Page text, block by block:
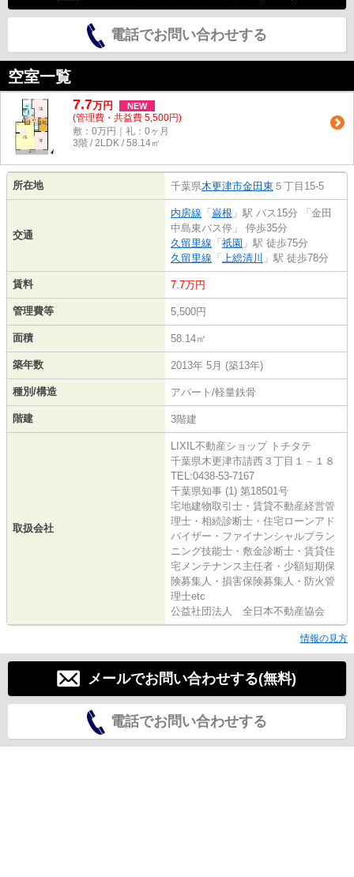
電話でお問い合わせする
空室一覧
7.7万円 NEW
(管理費・共益費 5,500円)
敷：0万円｜礼：0ヶ月
3階 / 2LDK / 58.14㎡
所在地 千葉県木更津市金田東 ５丁目15-5
交通
内房線 「 巌根 」駅 バス15分 「金田
中島東バス停」 停歩35分
久留里線 「 祇園 」駅 徒歩75分
久留里線 「 上総清川 」駅 徒歩78分
賃料 7.7万円
管理費等 5,500円
面積 58.14㎡
築年数 2013年 5月 (築13年)
種別/構造 アパート/軽量鉄骨
階建 3階建
取扱会社
LIXIL不動産ショップ トチタテ
千葉県木更津市請西３丁目１－１８
TEL:0438-53-7167
千葉県知事 (1) 第18501号
宅地建物取引士・賃貸不動産経営管
理士・相続診断士・住宅ローンアド
バイザー・ファイナンシャルプラン
ニング技能士・敷金診断士・賃貸住
宅メンテナンス主任者・少額短期保
険募集人・損害保険募集人・防火管
理士etc
公益社団法人 全日本不動産協会
情報の見方
メールでお問い合わせする(無料)
電話でお問い合わせする